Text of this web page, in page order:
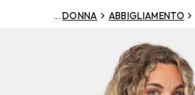
DONNA ABBIGLIAMENTO